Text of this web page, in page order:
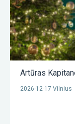
Artūras
2026-12-17 Vilnius